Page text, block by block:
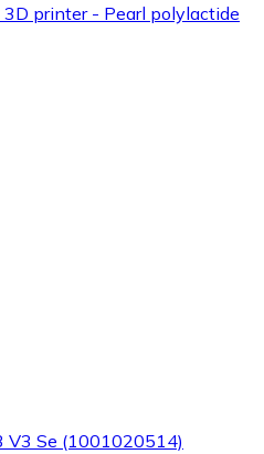
3D printer - Pearl polylactide
V3 Se (1001020514)